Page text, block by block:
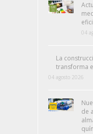
04
La
transforma
04 agosto 2026
de